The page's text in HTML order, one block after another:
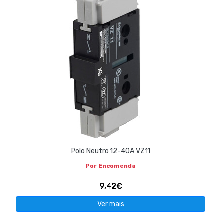
Polo Neutro 12-40A VZ11
Por Encomenda
9,42€
Ver mais